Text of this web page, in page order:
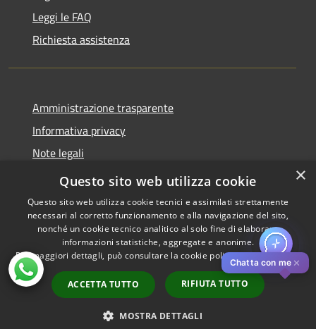
Leggi le FAQ
Richiesta assistenza
Amministrazione trasparente
Informativa privacy
Note legali
Dichiarazione di accessibilità
Accessibilità
Privacy
Copyright © 2026 • Comune di
Pistoia • Powered by
Municipium•
Accesso
redazione
Chatta con me ✕
×
Questo sito web utilizza cookie
Questo sito web utilizza cookie tecnici e assimilati strettamente
necessari al corretto funzionamento e alla navigazione del sito,
nonché un cookie tecnico analitico al solo fine di elaborare
informazioni statistiche, aggregate e anonime.
Per maggiori dettagli, può consultare la cookie policy al seguentelink
ACCETTA TUTTO RIFIUTA TUTTO
MOSTRA DETTAGLI